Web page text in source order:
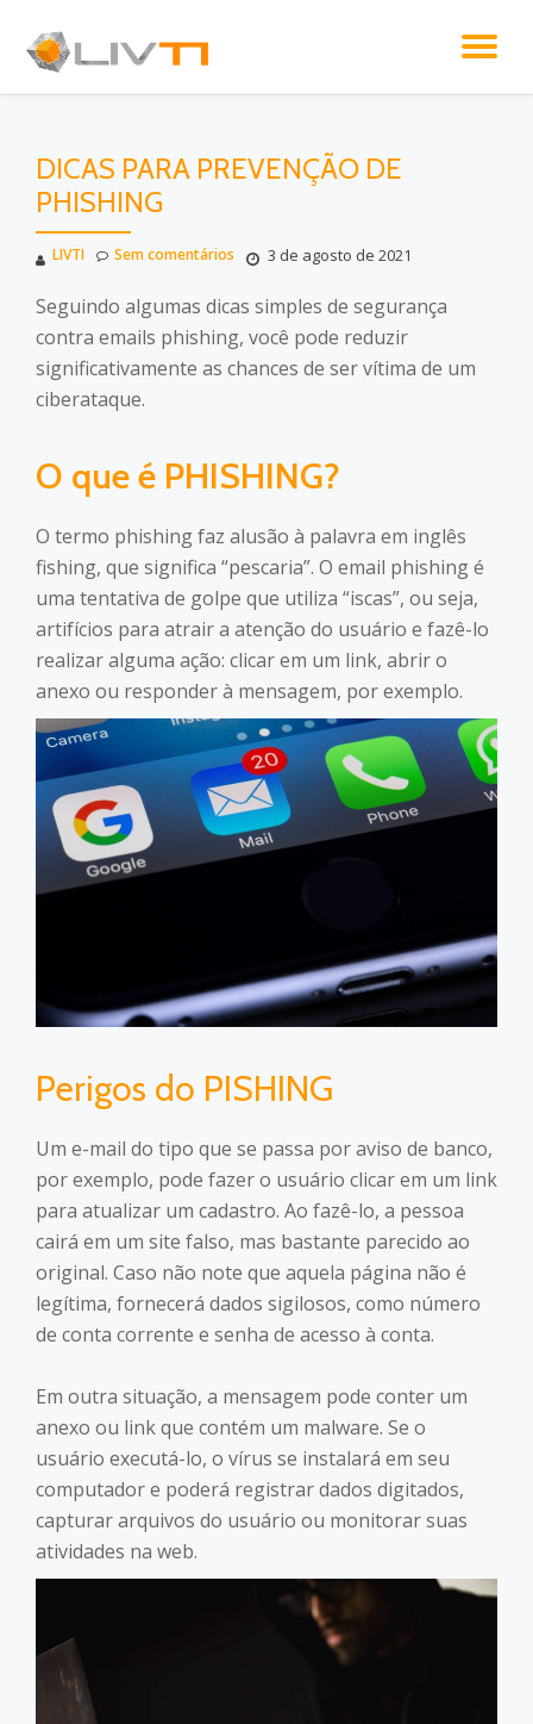
Pular
DICAS PARA PREVENÇÃO DE
PHISHING
LIVTI 3 de agosto de 2021
Sem comentários
Seguindo algumas dicas simples de segurança
contra emails phishing, você pode reduzir
significativamente as chances de ser vítima de um
ciberataque.
O que é PHISHING?
O termo phishing faz alusão à palavra em inglês
fishing, que significa “pescaria”. O email phishing é
uma tentativa de golpe que utiliza “iscas”, ou seja,
artifícios para atrair a atenção do usuário e fazê-lo
realizar alguma ação: clicar em um link, abrir o
anexo ou responder à mensagem, por exemplo.
Perigos do PISHING
Um e-mail do tipo que se passa por aviso de banco,
por exemplo, pode fazer o usuário clicar em um link
para atualizar um cadastro. Ao fazê-lo, a pessoa
cairá em um site falso, mas bastante parecido ao
original. Caso não note que aquela página não é
legítima, fornecerá dados sigilosos, como número
de conta corrente e senha de acesso à conta.
Em outra situação, a mensagem pode conter um
anexo ou link que contém um malware. Se o
usuário executá-lo, o vírus se instalará em seu
computador e poderá registrar dados digitados,
capturar arquivos do usuário ou monitorar suas
atividades na web.
Menu
secundário